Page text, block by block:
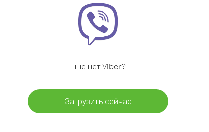
Ещё нет Viber?
Загрузить сейчас